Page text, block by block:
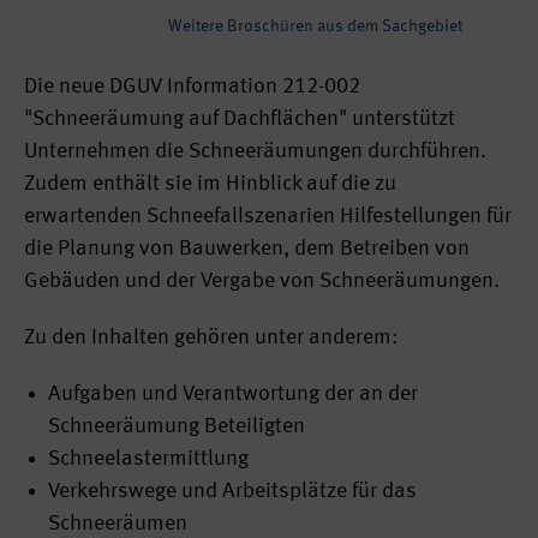
Weitere Broschüren aus dem Sachgebiet
Die neue DGUV Information 212-002
"Schneeräumung auf Dachflächen" unterstützt
Unternehmen die Schneeräumungen durchführen.
Zudem enthält sie im Hinblick auf die zu
erwartenden Schneefallszenarien Hilfestellungen für
die Planung von Bauwerken, dem Betreiben von
Gebäuden und der Vergabe von Schneeräumungen.
Zu den Inhalten gehören unter anderem:
Aufgaben und Verantwortung der an der
Schneeräumung Beteiligten
Schneelastermittlung
Verkehrswege und Arbeitsplätze für das
Schneeräumen